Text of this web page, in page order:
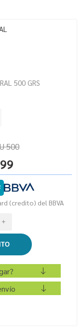
500 GRS
500
(credito) del BBVA
i